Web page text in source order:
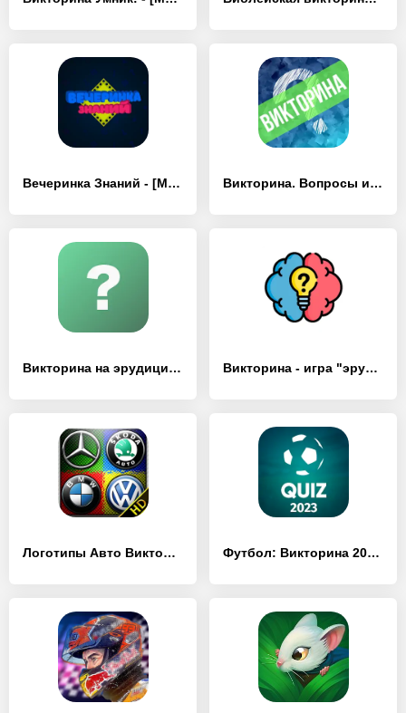
Вечеринка Знаний - [MOD Много денег] Викторина. Вопросы и ответы - [MOD Бесконечные деньги]
Викторина на эрудицию - [MOD Бесконечные деньги] Викторина - игра "эрудит" - [MOD Бесконечные деньги]
Логотипы Авто Викторина HD - [MOD Бесконечные деньги] Футбол: Викторина 2023 - [MOD Бесконечные деньги]